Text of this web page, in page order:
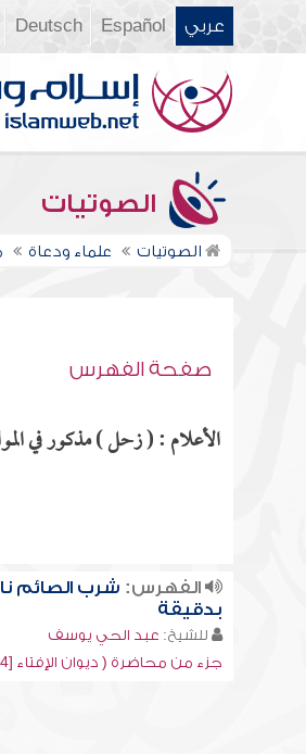
عربي Español
Deutsch
الصوتيات
الصوتيات علماء ودعاة
صفحة الفهرس
الأعلام : ( زحل ) مذكور في
الفهرس: شرب الصائم
بدقيقة
للشيخ: عبد الحي يوسف
جزء من محاضرة ( ديوان الإفتاء [764])